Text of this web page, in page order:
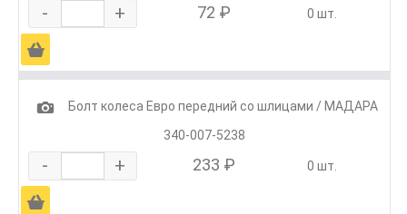
- + 72 ₽ 0 шт.
Ä
1
Болт колеса Евро передний со шлицами / МАДАРА
340-007-5238
- + 233 ₽ 0 шт.
Ä